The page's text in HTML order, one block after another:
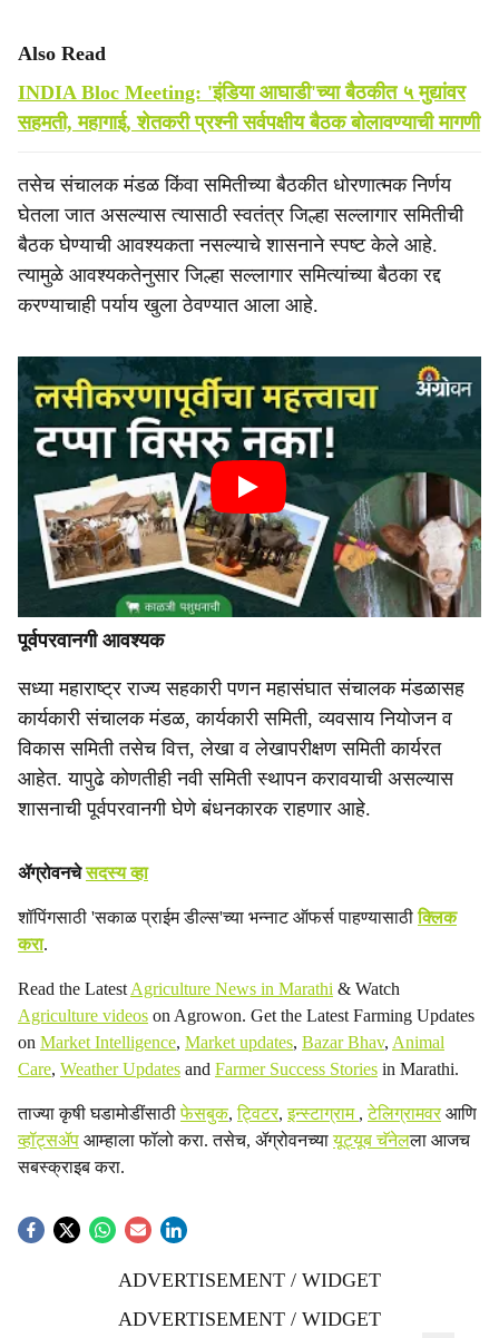
Also Read
INDIA Bloc Meeting: 'इंडिया आघाडी'च्या बैठकीत ५ मुद्यांवर
सहमती, महागाई, शेतकरी प्रश्नी सर्वपक्षीय बैठक बोलावण्याची मागणी
तसेच संचालक मंडळ किंवा समितीच्या बैठकीत धोरणात्मक निर्णय
घेतला जात असल्यास त्यासाठी स्वतंत्र जिल्हा सल्लागार समितीची
बैठक घेण्याची आवश्यकता नसल्याचे शासनाने स्पष्ट केले आहे.
त्यामुळे आवश्यकतेनुसार जिल्हा सल्लागार समित्यांच्या बैठका रद्द
करण्याचाही पर्याय खुला ठेवण्यात आला आहे.
पूर्वपरवानगी आवश्यक
सध्या महाराष्ट्र राज्य सहकारी पणन महासंघात संचालक मंडळासह
कार्यकारी संचालक मंडळ, कार्यकारी समिती, व्यवसाय नियोजन व
विकास समिती तसेच वित्त, लेखा व लेखापरीक्षण समिती कार्यरत
आहेत. यापुढे कोणतीही नवी समिती स्थापन करावयाची असल्यास
शासनाची पूर्वपरवानगी घेणे बंधनकारक राहणार आहे.
ॲग्रोवनचेसदस्य व्हा
शॉपिंगसाठी 'सकाळ प्राईम डील्स'च्या भन्नाट ऑफर्स पाहण्यासाठीक्लिक
करा.
Read the Latest Agriculture News in Marathi & Watch
Agriculture videos on Agrowon. Get the Latest Farming Updates
on Market Intelligence, Market updates, Bazar Bhav, Animal
Care, Weather Updates and Farmer Success Stories in Marathi.
ताज्या कृषी घडामोडींसाठीफेसबुक,ट्विटर,इन्स्टाग्राम ,टेलिग्रामवरआणि
व्हॉट्सॲप आम्हाला फॉलो करा. तसेच, ॲग्रोवनच्यायूट्यूब चॅनेलला आजच
सबस्क्राइब करा.
ADVERTISEMENT / WIDGET
ADVERTISEMENT / WIDGET